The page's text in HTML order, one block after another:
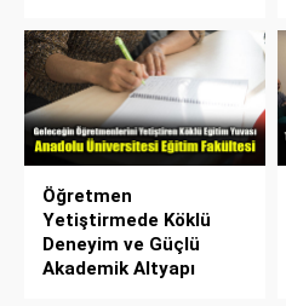
Öğretmen
Yetiştirmede Köklü
Deneyim ve Güçlü
Akademik Altyapı